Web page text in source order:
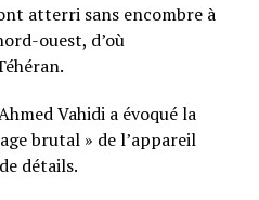
atterri sans encombre à
ouest, d’où
Vahidi a évoqué la
brutal » de l’appareil
détails.